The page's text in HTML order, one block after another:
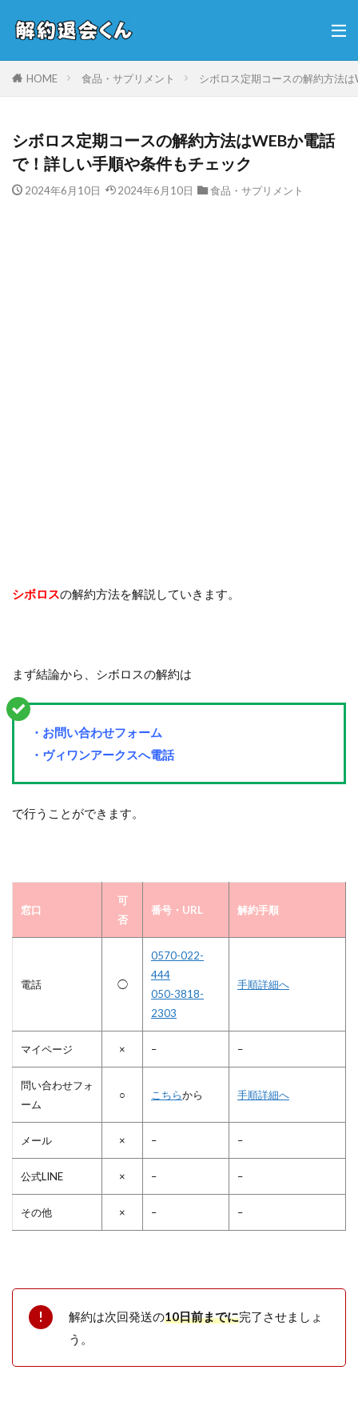
HOME 食品・サプリメント シボロス定期コースの解約方法
シボロス定期コースの解約方法はWEBか電話
で！詳しい手順や条件もチェック
2024年6月10日 2024年6月10日 食品・サプリメント
シボロスの解約方法を解説していきます。
まず結論から、シボロスの解約は
・お問い合わせフォーム
・ヴィワンアークスへ電話
で行うことができます。
窓口
可
否
番号・URL 解約手順
電話 ◯
0570-022-
444
050-3818-
2303
手順詳細へ
マイページ × – –
問い合わせフォ
ーム
○ こちらから 手順詳細へ
メール × – –
公式LINE × – –
その他 × – –
解約は次回発送の10日前までに完了させましょ
う。